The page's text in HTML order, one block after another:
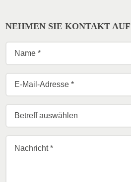
NEHMEN SIE KONTAKT AUF